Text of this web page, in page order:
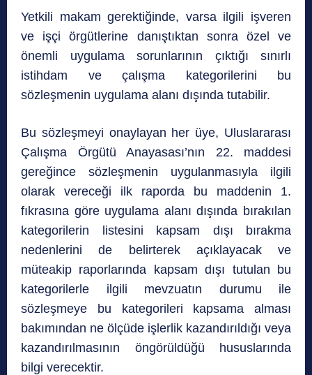
Yetkili makam gerektiğinde, varsa ilgili işveren
ve işçi örgütlerine danıştıktan sonra özel ve
önemli uygulama sorunlarının çıktığı sınırlı
istihdam ve çalışma kategorilerini bu
sözleşmenin uygulama alanı dışında tutabilir.
Bu sözleşmeyi onaylayan her üye, Uluslararası
Çalışma Örgütü Anayasası’nın 22. maddesi
gereğince sözleşmenin uygulanmasıyla ilgili
olarak vereceği ilk raporda bu maddenin 1.
fıkrasına göre uygulama alanı dışında bırakılan
kategorilerin listesini kapsam dışı bırakma
nedenlerini de belirterek açıklayacak ve
müteakip raporlarında kapsam dışı tutulan bu
kategorilerle ilgili mevzuatın durumu ile
sözleşmeye bu kategorileri kapsama alması
bakımından ne ölçüde işlerlik kazandırıldığı veya
kazandırılmasının öngörüldüğü hususlarında
bilgi verecektir.